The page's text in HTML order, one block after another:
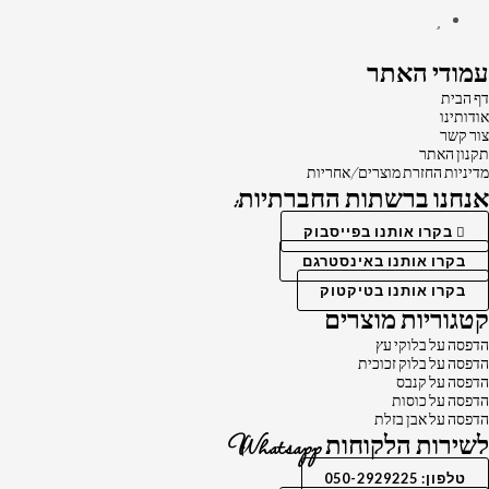
עמודי האתר
דף הבית
אודותינו
צור קשר
תקנון האתר
מדיניות החזרת מוצרים/אחריות
אנחנו ברשתות החברתיות:
בקרו אותנו בפייסבוק
בקרו אותנו באינסטרגם
בקרו אותנו בטיקטוק
קטגוריות מוצרים
הדפסה על בלוקי עץ
הדפסה על בלוק זכוכית
הדפסה על קנבס
הדפסה על כוסות
הדפסה על אבן בזלת
לשירות הלקוחות Whatsapp
טלפון: 050-2929225